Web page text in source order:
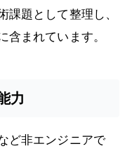
課題として整理し、
含まれています。
力
ど非エンジニアで